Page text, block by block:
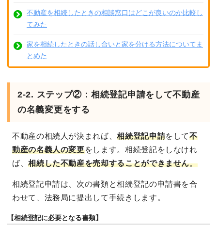
不動産を相続したときの相談窓口はどこが良いのか比較し
てみた
家を相続したときの話し合いと家を分ける方法についてま
とめた
2-2. ステップ②：相続登記申請をして不動産
の名義変更をする
不動産の相続人が決まれば、相続登記申請をして不
動産の名義人の変更をします。相続登記をしなけれ
ば、相続した不動産を売却することができません。
相続登記申請は、次の書類と相続登記の申請書を合
わせて、法務局に提出して手続きします。
【相続登記に必要となる書類】